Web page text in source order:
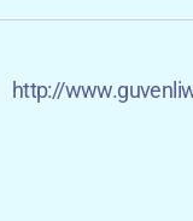
http://